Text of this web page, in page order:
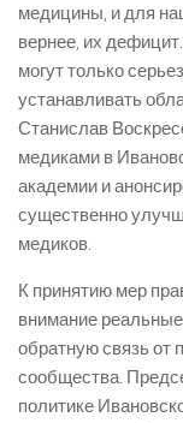
медицины, и для
вернее, их
могут только
устанавливать
Станислав
медиками в
академии и
существенно
медиков.
К принятию мер
внимание
обратную связь от
сообщества.
политике